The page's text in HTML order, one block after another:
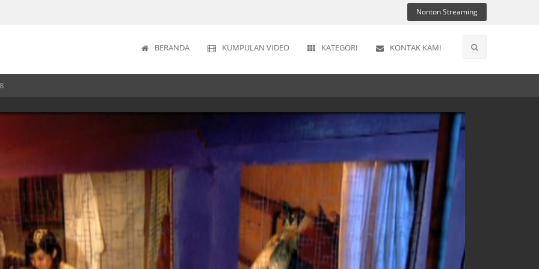
Nonton Streaming
BERANDA KUMPULAN VIDEO KATEGORI KONTAK KAMI